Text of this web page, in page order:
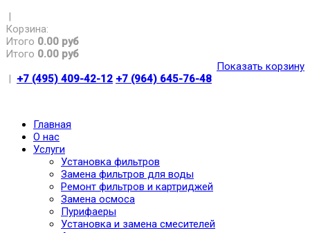
|
Корзина:
Итого 0.00 руб
Итого 0.00 руб
Показать корзину
| +7 (495) 409-42-12 +7 (964) 645-76-48
Главная
О нас
Услуги
Установка фильтров
Замена фильтров для воды
Ремонт фильтров и картриджей
Замена осмоса
Пурифаеры
Установка и замена смесителей